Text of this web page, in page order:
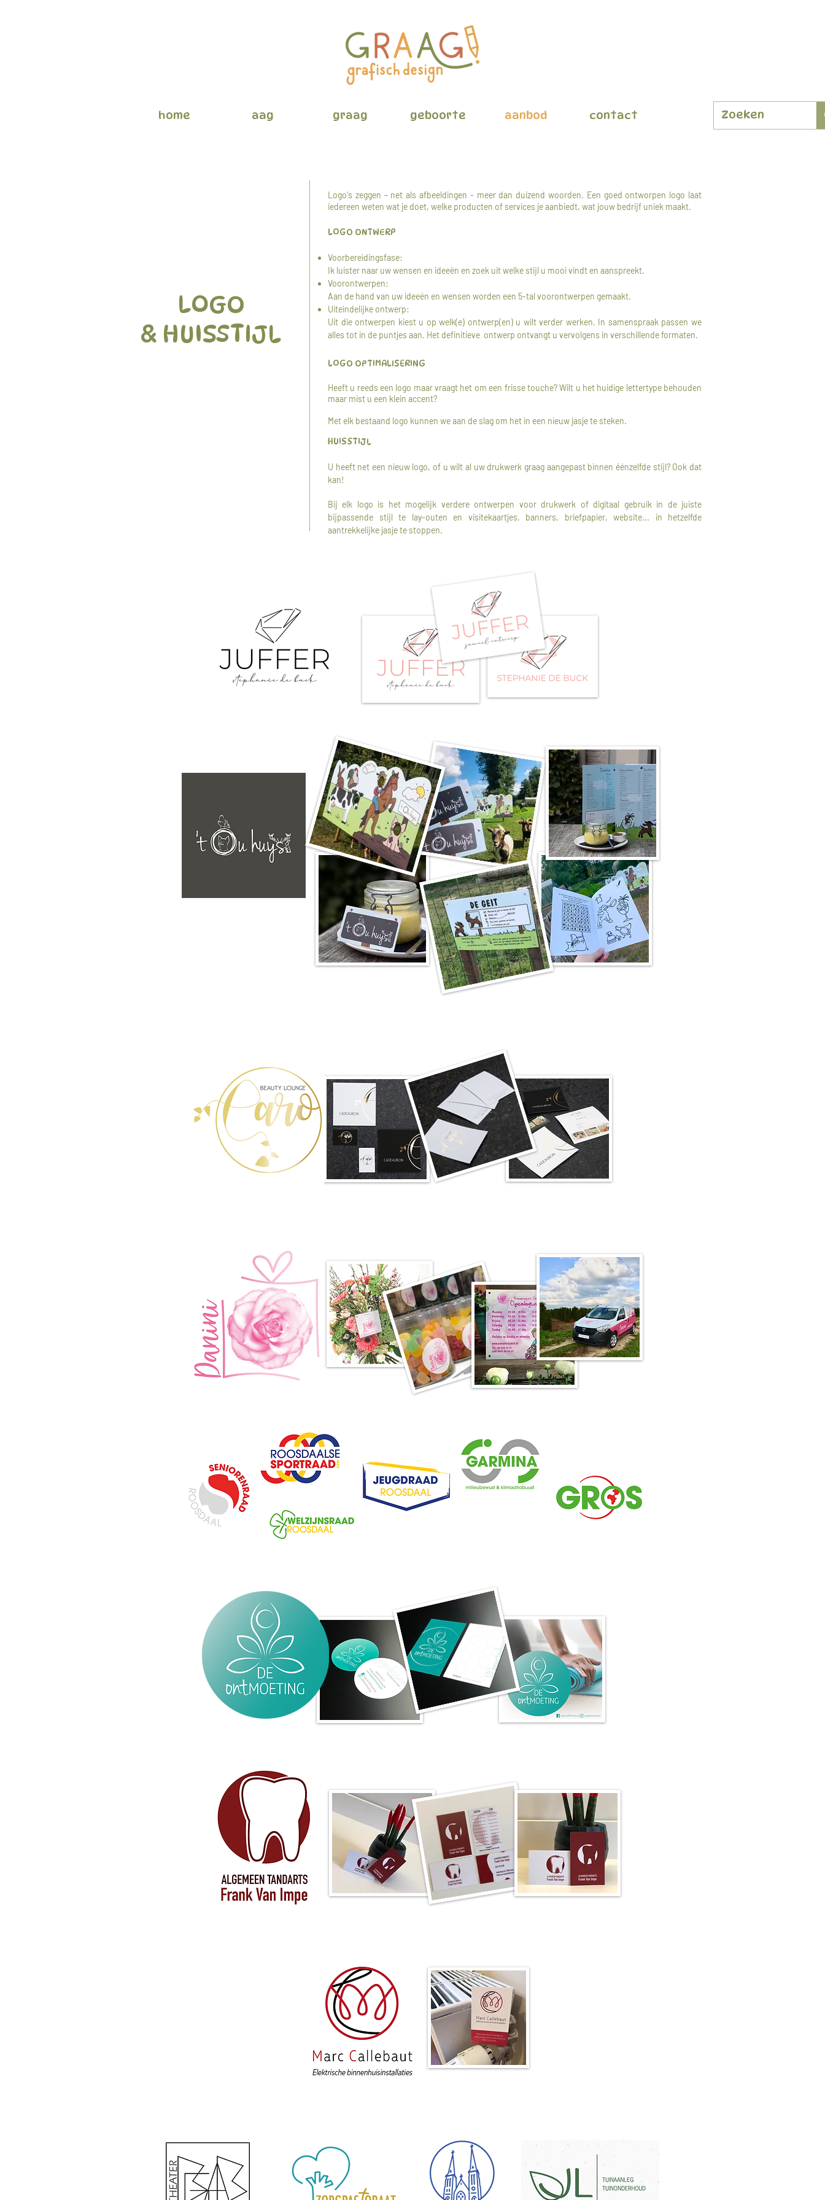
home aag graag geboorte aanbod contact
LOGO
& HUISSTIJL
Logo's zeggen – net als afbeeldingen - meer dan duizend woorden. Een goed ontworpen logo laat
iedereen weten wat je doet, welke producten of services je aanbiedt, wat jouw bedrijf uniek maakt.
LOGO ONTWERP
Voorbereidingsfase:
Ik luister naar uw wensen en ideeën en zoek uit welke stijl u mooi vindt en aanspreekt.
Voorontwerpen:
Aan de hand van uw ideeën en wensen worden een 5-tal voorontwerpen gemaakt.
Uiteindelijke ontwerp:
Uit die ontwerpen kiest u op welk(e) ontwerp(en) u wilt verder werken. In samenspraak passen we
alles tot in de puntjes aan. Het definitieve ontwerp ontvangt u vervolgens in verschillende formaten.
LOGO OPTIMALISERING
Heeft u reeds een logo maar vraagt het om een frisse touche? Wilt u het huidige lettertype behouden
maar mist u een klein accent?
Met elk bestaand logo kunnen we aan de slag om het in een nieuw jasje te steken.
HUISSTIJL
U heeft net een nieuw logo, of u wilt al uw drukwerk graag aangepast binnen éénzelfde stijl? Ook dat
kan!
Bij elk logo is het mogelijk verdere ontwerpen voor drukwerk of digitaal gebruik in de juiste
bijpassende stijl te lay-outen en visitekaartjes, banners, briefpapier, website... in hetzelfde
aantrekkelijke jasje te stoppen.